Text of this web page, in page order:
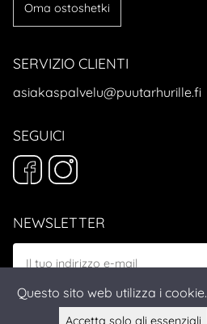
Oma ostoshetki
SERVIZIO CLIENTI
asiakaspalvelu@puutarhurille.fi
SEGUICI
NEWSLETTER
Questo sito web utilizza i cookie.
Accetta solo gli essenziali